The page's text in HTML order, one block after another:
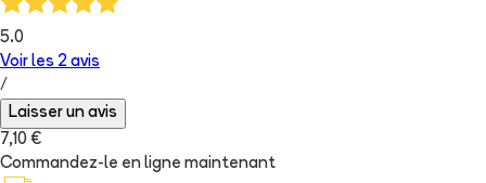
5.0
Voir les 2 avis
/
Laisser un avis
7,10 €
Commandez-le en ligne maintenant